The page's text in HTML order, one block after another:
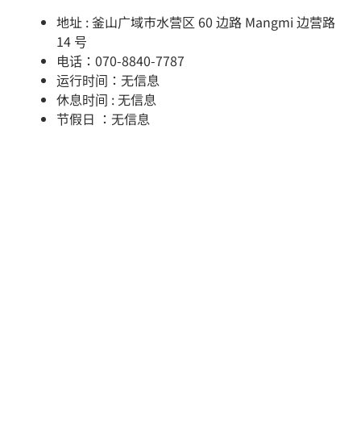
地址 : 釜山广域市水营区 60 边路 Mangmi 边营路
14 号
电话：070-8840-7787
运行时间：无信息
休息时间 : 无信息
节假日 ：无信息